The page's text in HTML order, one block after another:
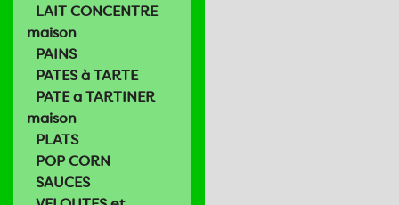
LAIT CONCENTRE
maison
PAINS
PATES à TARTE
PATE a TARTINER
maison
PLATS
POP CORN
SAUCES